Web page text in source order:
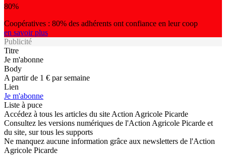
80%
Coopératives : 80% des adhérents ont confiance en leur coop
en savoir plus
Publicité
Titre
Je m'abonne
Body
A partir de 1 € par semaine
Lien
Je m'abonne
Liste à puce
Accédez à tous les articles du site Action Agricole Picarde
Consultez les versions numériques de l'Action Agricole Picarde et
du site, sur tous les supports
Ne manquez aucune information grâce aux newsletters de l'Action
Agricole Picarde